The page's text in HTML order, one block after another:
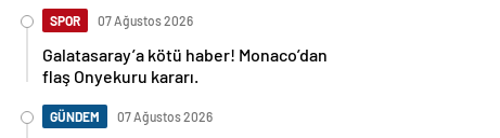
SPOR 07 Ağustos 2026
Galatasaray’a kötü haber! Monaco’dan
flaş Onyekuru kararı.
GÜNDEM 07 Ağustos 2026